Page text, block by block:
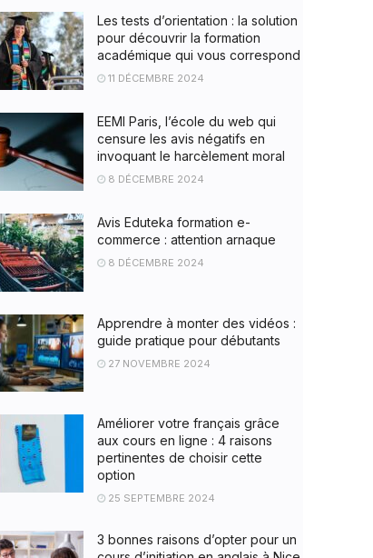
Les tests d’orientation : la solution
pour découvrir la formation
académique qui vous correspond
11 DÉCEMBRE 2024
EEMI Paris, l’école du web qui
censure les avis négatifs en
invoquant le harcèlement moral
8 DÉCEMBRE 2024
Avis Eduteka formation e-
commerce : attention arnaque
8 DÉCEMBRE 2024
Apprendre à monter des vidéos :
guide pratique pour débutants
27 NOVEMBRE 2024
Améliorer votre français grâce
aux cours en ligne : 4 raisons
pertinentes de choisir cette
option
25 SEPTEMBRE 2024
3 bonnes raisons d’opter pour un